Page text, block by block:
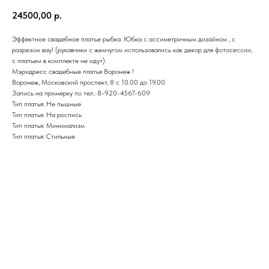
24500,00 р.
Эффектное свадебное платье рыбка. Юбка с ассиметричным дизайном , с
разрезом вау! (рукавчики с жемчугом использовались как декор для фотосессии,
с платьем в комплекте не идут).
Мэридресс свадебные платья Воронеж !
Воронеж, Московский проспект, 8 с 10.00 до 19.00
Запись на примерку по тел.: 8-920-4567-609
Тип платья: Не пышные
Тип платья: На роспись
Тип платья: Минимализм
Тип платья: Стильные